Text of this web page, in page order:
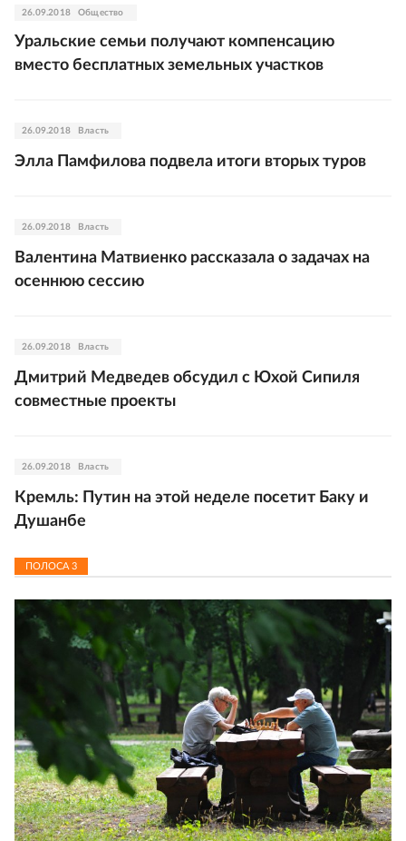
26.09.2018 Общество
Уральские семьи получают компенсацию
вместо бесплатных земельных участков
26.09.2018 Власть
Элла Памфилова подвела итоги вторых туров
26.09.2018 Власть
Валентина Матвиенко рассказала о задачах на
осеннюю сессию
26.09.2018 Власть
Дмитрий Медведев обсудил с Юхой Сипиля
совместные проекты
26.09.2018 Власть
Кремль: Путин на этой неделе посетит Баку и
Душанбе
ПОЛОСА3